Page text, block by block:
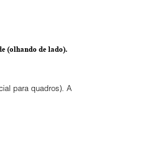
(olhando de lado).
para quadros). A